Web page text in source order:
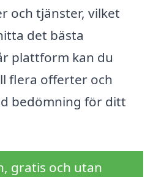
och tjänster, vilket
det bästa
plattform kan du
flera offerter och
bedömning för ditt
gratis och utan